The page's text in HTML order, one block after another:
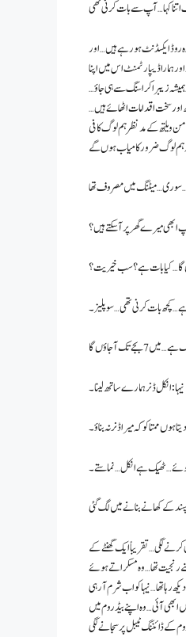
روڈ ایکسڈنٹ ہو رہے ہیں… اور
ہمارا ڈیپارٹمنٹ اس میں اپنا
زیبرا کراسنگ سے ہی جاؤ…
لائٹ ہونے کے بعد بھی روڈ کراس کر جاتے ہیں… ہم نے جرمانہ 200 سے بڑھا کر 600 کر دیا ہے… کچھ اور سخت اقدامات اٹھائے ہیں…
ویلتھ کے مدنظر ہم لوگ کافی
ابھی میرے گھر پر آ سکتے ہیں؟
گا… کیا بات ہے؟ سب خیریت؟
کچھ بات کرنی تھی… سو پلیز۔
نیہا: انکل ڈنر ہمارے ساتھ لینا۔
ممتا کو کہ میرا ڈنر نہ بناؤ۔
ہوئے… ٹھیک ہے انکل… نما ستے۔
کرنے لگی… تقریباً ایک گھنٹے کے
رنجیت تھا… وہ مسکراتے ہوئے
رہا تھا… نیہا کو اب شرم آ رہی
ابھی آئی… وہ اپنے بیڈروم میں